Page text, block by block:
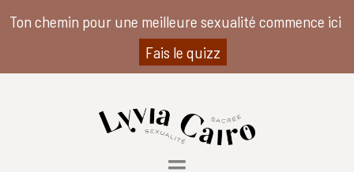
Ton chemin pour une meilleure sexualité commence ici
Fais le quizz